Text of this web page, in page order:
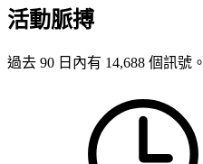
活動脈搏
過去 90 日內有 14,688 個訊號。